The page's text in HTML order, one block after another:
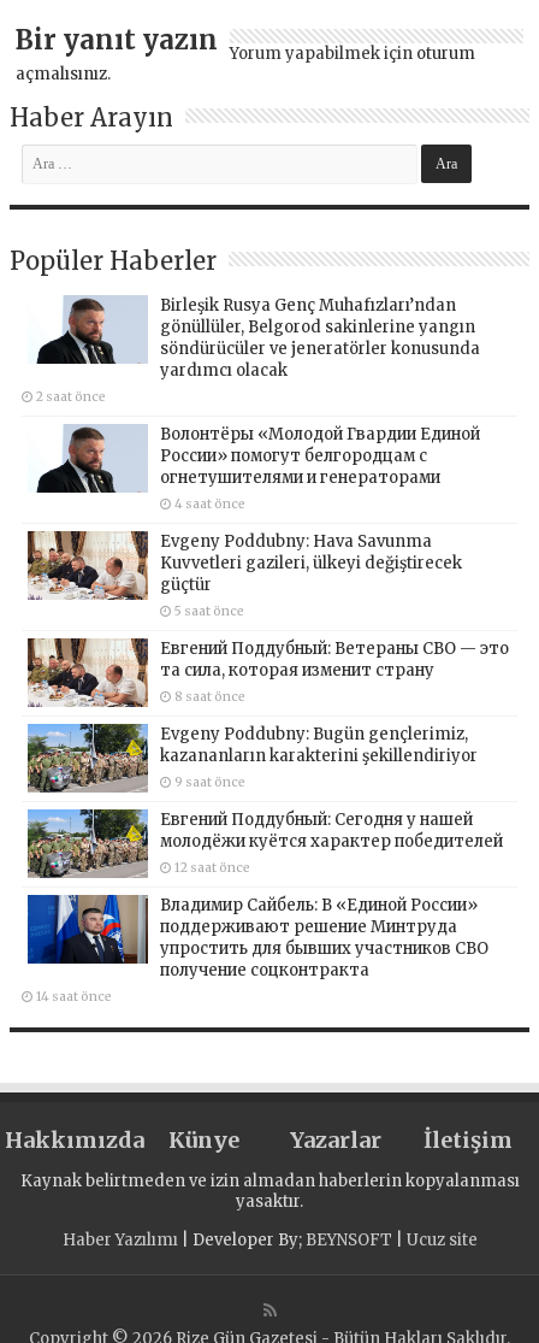
Bir yanıt yazın Yorum yapabilmek için oturum
açmalısınız.
Haber Arayın
Popüler Haberler
Birleşik Rusya Genç Muhafızları’ndan
gönüllüler, Belgorod sakinlerine yangın
söndürücüler ve jeneratörler konusunda
yardımcı olacak
2 saat önce
Волонтёры «Молодой Гвардии Единой
России» помогут белгородцам с
огнетушителями и генераторами
4 saat önce
Evgeny Poddubny: Hava Savunma
Kuvvetleri gazileri, ülkeyi değiştirecek
güçtür
5 saat önce
Евгений Поддубный: Ветераны СВО — это
та сила, которая изменит страну
8 saat önce
Evgeny Poddubny: Bugün gençlerimiz,
kazananların karakterini şekillendiriyor
9 saat önce
Евгений Поддубный: Сегодня у нашей
молодёжи куётся характер победителей
12 saat önce
Владимир Сайбель: В «Единой России»
поддерживают решение Минтруда
упростить для бывших участников СВО
получение соцконтракта
14 saat önce
Hakkımızda Künye Yazarlar İletişim
Kaynak belirtmeden ve izin almadan haberlerin kopyalanması
yasaktır.
Haber Yazılımı| Developer By; BEYNSOFT Ucuz site